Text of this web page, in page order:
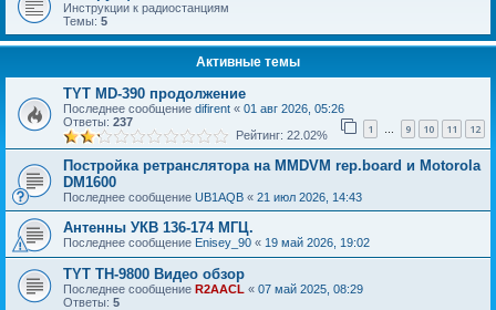
Инструкции к радиостанциям
Темы: 5
Активные темы
TYT MD-390 продолжение
Последнее сообщение difirent « 01 авг 2026, 05:26
Ответы: 237 1 … 9 10 11 12
Рейтинг: 22.02%
Постройка ретранслятора на MMDVM rep.board и Motorola
DM1600
Последнее сообщение UB1AQB « 21 июл 2026, 14:43
Антенны УКВ 136-174 МГЦ.
Последнее сообщение Enisey_90 « 19 май 2026, 19:02
TYT TH-9800 Видео обзор
Последнее сообщение R2AACL « 07 май 2025, 08:29
Ответы: 5